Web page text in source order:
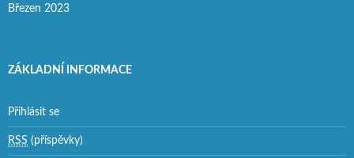
Březen 2023
ZÁKLADNÍ INFORMACE
Přihlásit se
RSS (příspěvky)